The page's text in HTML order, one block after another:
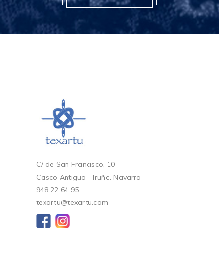
C/ de San Francisco, 10
Casco Antiguo - Iruña. Navarra
948 22 64 95
texartu@texartu.com